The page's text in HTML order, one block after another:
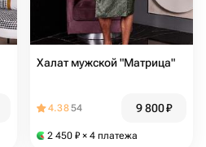
Халат мужской "Матрица"
4.3854 9 800₽
2 450 ₽ × 4 платежа